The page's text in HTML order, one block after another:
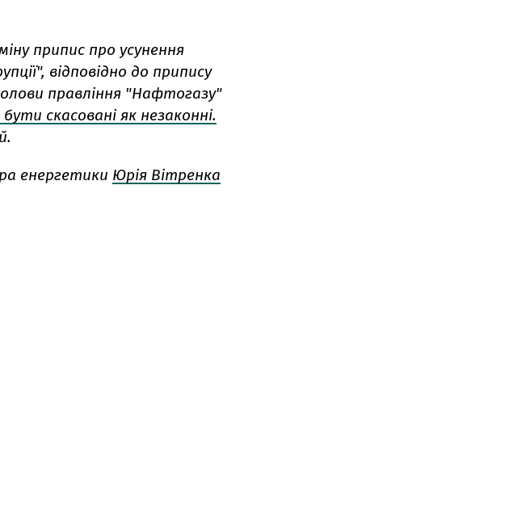
припис про усунення
відповідно до припису
правління "Нафтогазу"
скасовані як незаконні.
енергетики Юрія Вітренка